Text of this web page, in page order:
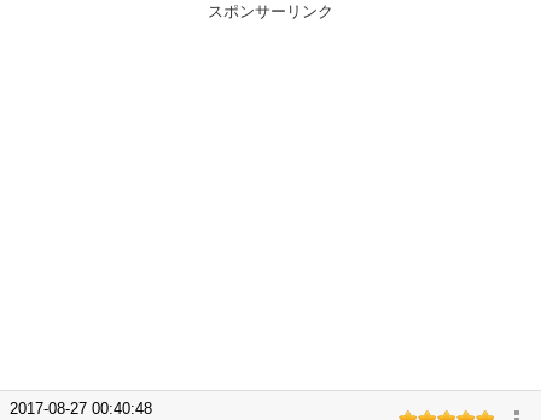
スポンサーリンク
2017-08-27 00:40:48